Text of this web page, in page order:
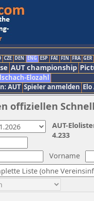
CZE DEN ENG ESP FAI FIN FRA GER
AUT championship
Elozahl
AUT Spieler anmelden Elo
offiziellen
Vorname
AUT-
4.233